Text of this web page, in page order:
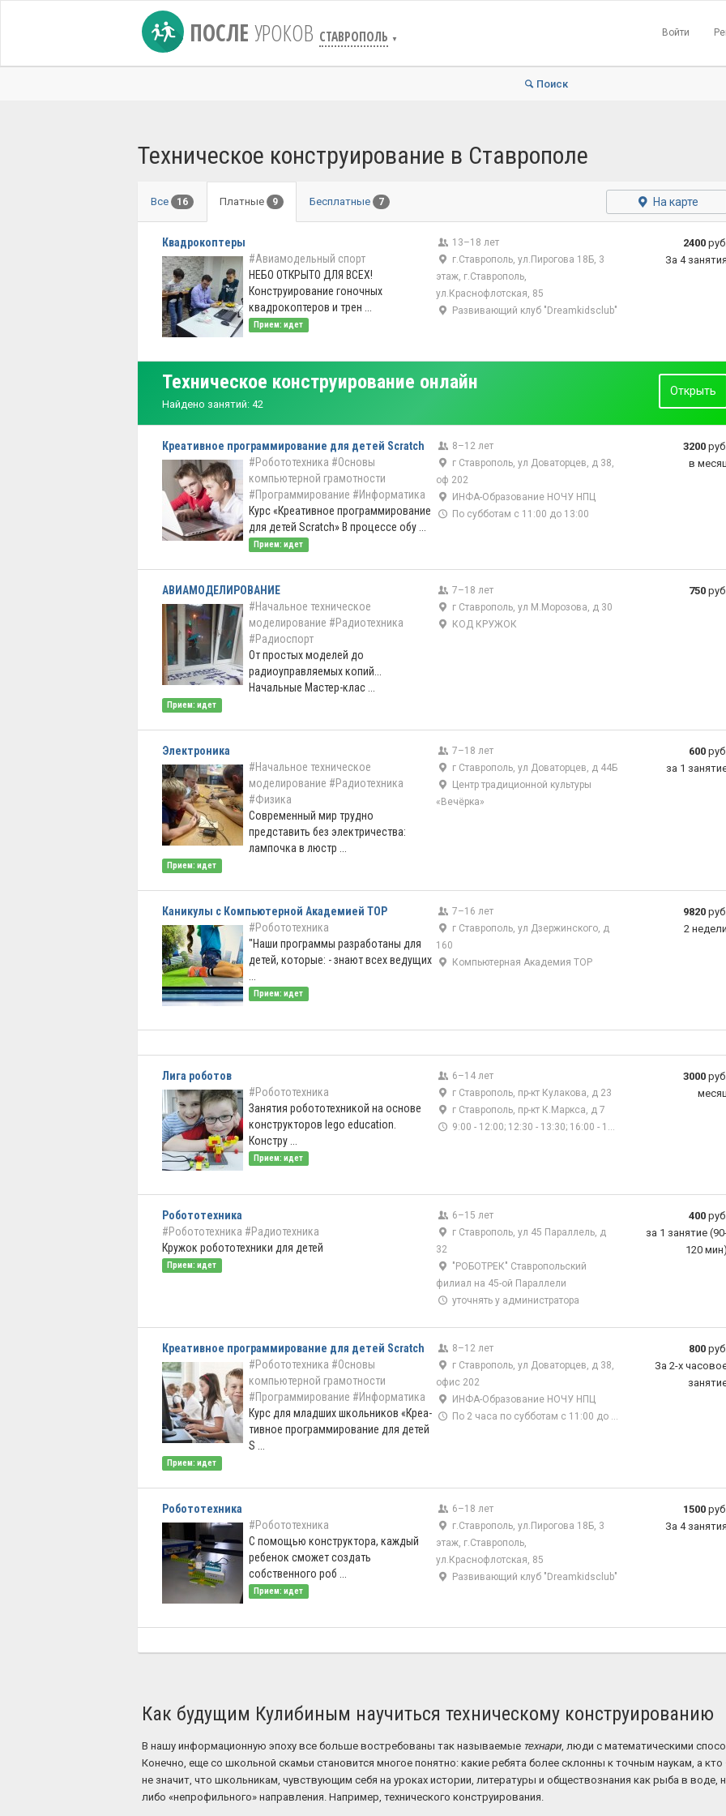
ПОСЛЕ УРОКОВ СТАВРОПОЛЬ ▼
Войти
Поиск
Техническое конструирование в Ставрополе
Все 16 Платные 9 Бесплатные 7 На карте
Квадрокоптеры
#Авиамодельный спорт
НЕБО ОТКРЫТО ДЛЯ ВСЕХ!
Конструирование гоночных
квадрокоптеров и трен ...
Прием: идет
13–18 лет
г.Ставрополь, ул.Пирогова 18Б, 3
этаж, г.Ставрополь,
ул.Краснофлотская, 85
Развивающий клуб "Dreamkidsclub"
2400
За 4 занятия
Техническое конструирование онлайн
Найдено занятий: 42
Открыть
Креа­тивное програм­мирование для детей Scratch
#Робототехника #Основы
компьютерной грамотности
#Программирование #Информатика
Курс «Креа­тивное програм­мирование
для детей Scratch» В процессе обу ...
Прием: идет
8–12 лет
г Ставрополь, ул Доваторцев, д 38,
оф 202
ИНФА-Образование НОЧУ НПЦ
По субботам с 11:00 до 13:00
3200
в
АВИАМОДЕЛИРОВАНИЕ
#Начальное техническое
моделирование #Радиотехника
#Радиоспорт
От простых моделей до
радиоуправляемых копий...
Начальные Мастер-клас ...
Прием: идет
7–18 лет
г Ставрополь, ул М.Морозова, д 30
КОД КРУЖОК
750
Электроника
#Начальное техническое
моделирование #Радиотехника
#Физика
Современный мир трудно
представить без электричества:
лампочка в люстр ...
Прием: идет
7–18 лет
г Ставрополь, ул Доваторцев, д 44Б
Центр традиционной культуры
«Вечёрка»
600
за 1
Каникулы с Компьютерной Академией ТОР
#Робототехника
"Наши программы разработаны для
детей, которые: - знают всех ведущих
Прием: идет
7–16 лет
г Ставрополь, ул Дзержинского, д
160
Компьютерная Академия ТОР
9820
2 недели
Лига роботов
#Робототехника
Занятия робототехникой на основе
конструкторов lego education.
Констру ...
Прием: идет
6–14 лет
г Ставрополь, пр-кт Кулакова, д 23
г Ставрополь, пр-кт К.Маркса, д 7
9:00 - 12:00; 12:30 - 13:30; 16:00 - 19:00 по выходным дням
3000
Робототехника
#Робототехника #Радиотехника
Кружок робототехники для детей
Прием: идет
6–15 лет
г Ставрополь, ул 45 Параллель, д
32
"РОБОТРЕК" Ставропольский
филиал на 45-ой Параллели
уточнять у администратора
400
за 1 занятие
120 мин)
Креа­тивное програм­мирование для детей Scratch
#Робототехника #Основы
компьютерной грамотности
#Программирование #Информатика
Курс для младших школьников «Креа­
тивное програм­мирование для детей
S ...
Прием: идет
8–12 лет
г Ставрополь, ул Доваторцев, д 38,
офис 202
ИНФА-Образование НОЧУ НПЦ
По 2 часа по субботам с 11:00 до 13:00
800
За 2-х
Робототехника
#Робототехника
С помощью конструктора, каждый
ребенок сможет создать
собственного роб ...
Прием: идет
6–18 лет
г.Ставрополь, ул.Пирогова 18Б, 3
этаж, г.Ставрополь,
ул.Краснофлотская, 85
Развивающий клуб "Dreamkidsclub"
1500
За 4 занятия
Как будущим Кулибиным научиться техническому конструированию
В нашу информационную эпоху все больше востребованы так называемые технари, люди с математическими
Конечно, еще со школьной скамьи становится многое понятно: какие ребята более склонны к точным наукам, а кто
не значит, что школьникам, чувствующим себя на уроках истории, литературы и обществознания как рыба в воде,
либо «непрофильного» направления. Например, технического конструирования.